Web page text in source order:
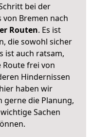
bei der
Bremen nach
Routen. Es ist
die sowohl sicher
ist auch ratsam,
Route frei von
Hindernissen
haben wir
gerne die Planung,
Sachen